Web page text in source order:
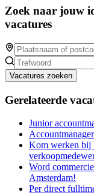
Zoek naar jouw
vacatures
Vacatures zoeken
Gerelateerde
Junior
Kom werken bij
Word
Amsterdam!
Per direct